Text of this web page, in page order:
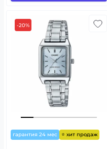
-20%
гарантия 24 мес ⭐ хит продаж